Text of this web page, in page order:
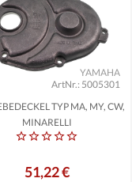
ArtNr.: 5005301
YAMAHA
TYP MA, MY, CW,
MINARELLI
51,22 €